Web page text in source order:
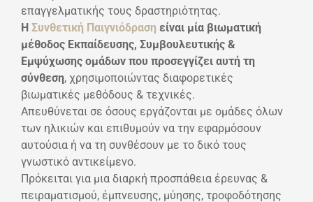
επαγγελματικής τους δραστηριότητας.
Η Συνθετική Παιγνιόδραση είναι μία βιωματική
μέθοδος Εκπαίδευσης, Συμβουλευτικής &
Εμψύχωσης ομάδων που προσεγγίζει αυτή τη
σύνθεση, χρησιμοποιώντας διαφορετικές
βιωματικές μεθόδους & τεχνικές.
Απευθύνεται σε όσους εργάζονται με ομάδες όλων
των ηλικιών και επιθυμούν να την εφαρμόσουν
αυτούσια ή να τη συνθέσουν με το δικό τους
γνωστικό αντικείμενο.
Πρόκειται για μια διαρκή προσπάθεια έρευνας &
πειραματισμού, έμπνευσης, μύησης, τροφοδότησης